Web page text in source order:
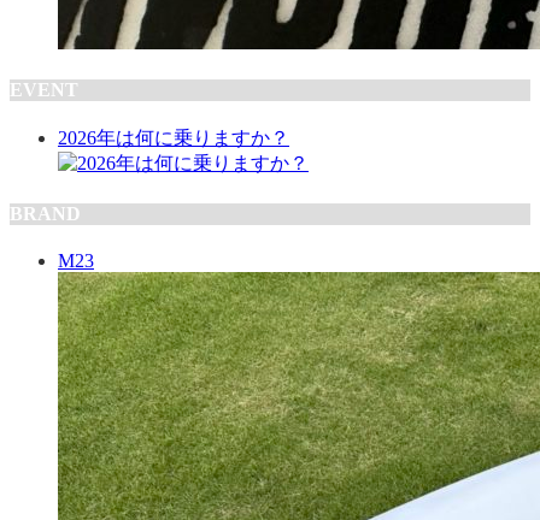
EVENT
2026年は何に乗りますか？
BRAND
M23